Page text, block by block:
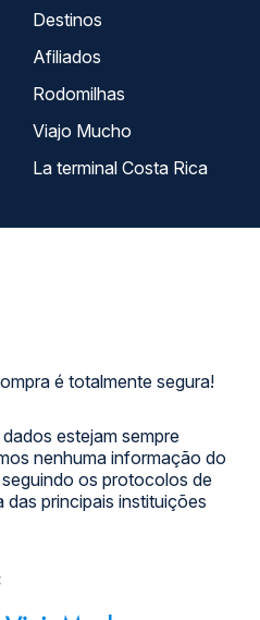
é totalmente segura!
estejam sempre
nenhuma informação do
os protocolos de
principais instituições
Destinos
Afiliados
Rodomilhas
Viajo Mucho
La terminal Costa Rica